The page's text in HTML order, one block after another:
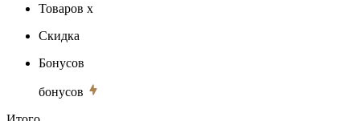
Товаров x
Скидка
Бонусов
бонусов